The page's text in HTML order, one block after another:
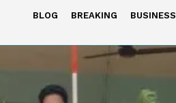
BLOG BREAKING BUSINESS